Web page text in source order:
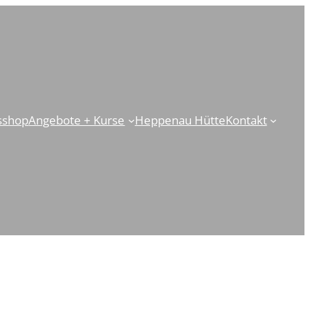
Angebote + Kurse Heppenau HütteKontakt